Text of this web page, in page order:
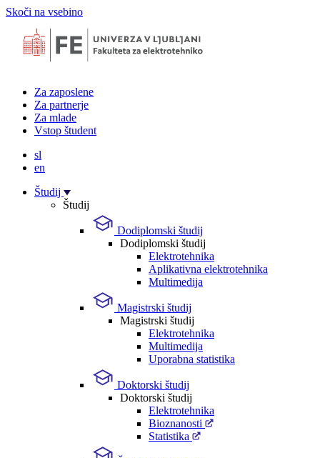
Skoči na vsebino
Za zaposlene
Za partnerje
Za mlade
Vstop študent
sl
en
Študij
Študij
Dodiplomski študij
Dodiplomski študij
Elektrotehnika
Aplikativna elektrotehnika
Multimedija
Magistrski študij
Magistrski študij
Elektrotehnika
Multimedija
Uporabna statistika
Doktorski študij
Doktorski študij
Elektrotehnika
Bioznanosti
Statistika